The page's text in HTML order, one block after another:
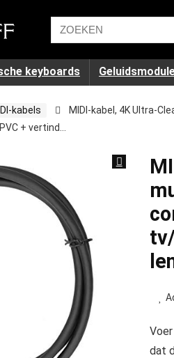
keyboards
kabels
MIDI-kabel, 4K Ultra-
+ vertind…
dat